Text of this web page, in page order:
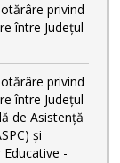
privind
între Județul
privind
între Județul
de Asistență
și
-